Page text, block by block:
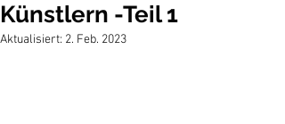
Künstlern -Teil 1
Aktualisiert: 2. Feb. 2023